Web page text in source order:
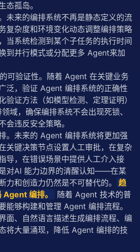
态孤岛。
未来的编排系统不再是静态定义的流
复杂度和环境变化动态调整编排策略
当系统检测到某个子任务的执行时间
到并行模式或分配更多 Agent来加
可验证性。随着 Agent 在关键业务
泛，验证 Agent 编排系统的正确性
验证方法（如模型检测、定理证明）
域，确保编排系统不会出现死锁、
会违反安全策略。
。未来的 Agent 编排系统将更加强
键决策节点设置人工审批，在复杂
导，在错误场景中提供人工介入接
对AI 能力边界的清醒认知——在某
力和创造力仍然是不可替代的。
趋
编排。
随着 Agent 技术的普
能够构建和管理 Agent 编排流程。
面、自然语言描述生成编排流程、编
将大量涌现，降低 Agent 编排的技